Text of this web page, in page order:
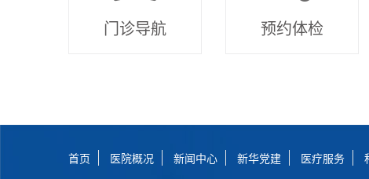
门诊导航 预约体检
首页 医院概况 新闻中心 新华党建 医疗服务